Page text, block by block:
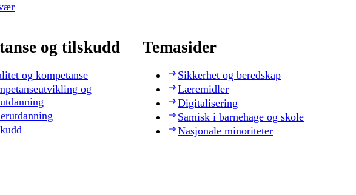
og tilskudd
og kompetanse
og
Temasider
Sikkerhet og beredskap
Læremidler
Digitalisering
Samisk i barnehage og skole
Nasjonale minoriteter